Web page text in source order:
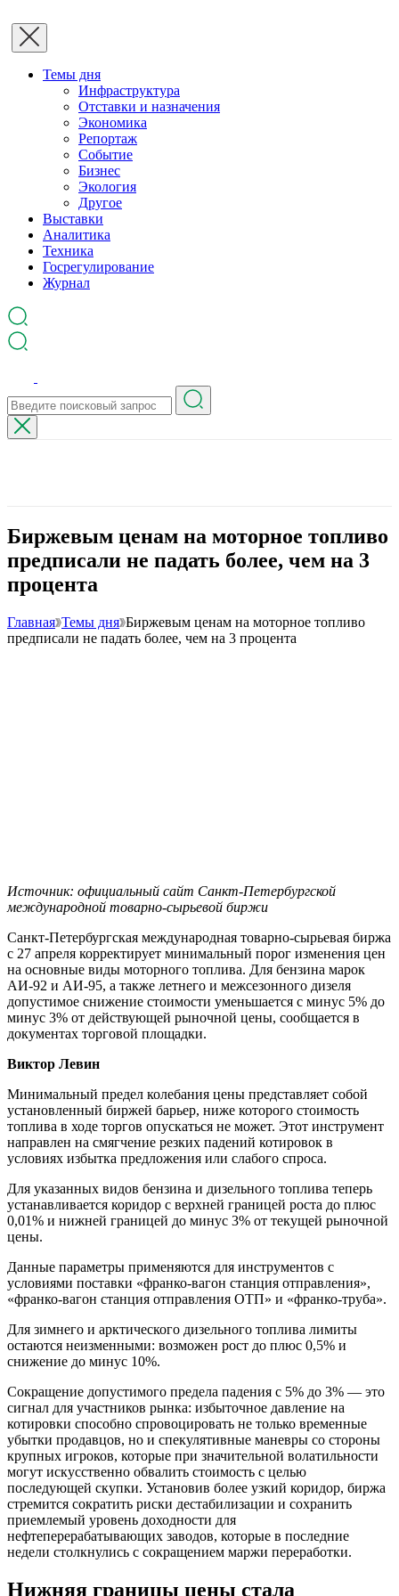
Темы дня
Инфраструктура
Отставки и назначения
Экономика
Репортаж
Событие
Бизнес
Экология
Другое
Выставки
Аналитика
Техника
Госрегулирование
Журнал
Биржевым ценам на моторное топливо
предписали не падать более, чем на 3
процента
Главная Темы дня Биржевым ценам на моторное топливо
предписали не падать более, чем на 3 процента
Источник: официальный сайт Санкт-Петербургской
международной товарно-сырьевой биржи
Санкт-Петербургская международная товарно-сырьевая биржа
с 27 апреля корректирует минимальный порог изменения цен
на основные виды моторного топлива. Для бензина марок
АИ-92 и АИ-95, а также летнего и межсезонного дизеля
допустимое снижение стоимости уменьшается с минус 5% до
минус 3% от действующей рыночной цены, сообщается в
документах торговой площадки.
Виктор Левин
Минимальный предел колебания цены представляет собой
установленный биржей барьер, ниже которого стоимость
топлива в ходе торгов опускаться не может. Этот инструмент
направлен на смягчение резких падений котировок в
условиях избытка предложения или слабого спроса.
Для указанных видов бензина и дизельного топлива теперь
устанавливается коридор с верхней границей роста до плюс
0,01% и нижней границей до минус 3% от текущей рыночной
цены.
Данные параметры применяются для инструментов с
условиями поставки «франко-вагон станция отправления»,
«франко-вагон станция отправления ОТП» и «франко-труба».
Для зимнего и арктического дизельного топлива лимиты
остаются неизменными: возможен рост до плюс 0,5% и
снижение до минус 10%.
Сокращение допустимого предела падения с 5% до 3% — это
сигнал для участников рынка: избыточное давление на
котировки способно спровоцировать не только временные
убытки продавцов, но и спекулятивные маневры со стороны
крупных игроков, которые при значительной волатильности
могут искусственно обвалить стоимость с целью
последующей скупки. Установив более узкий коридор, биржа
стремится сократить риски дестабилизации и сохранить
приемлемый уровень доходности для
нефтеперерабатывающих заводов, которые в последние
недели столкнулись с сокращением маржи переработки.
Нижняя границы цены стала